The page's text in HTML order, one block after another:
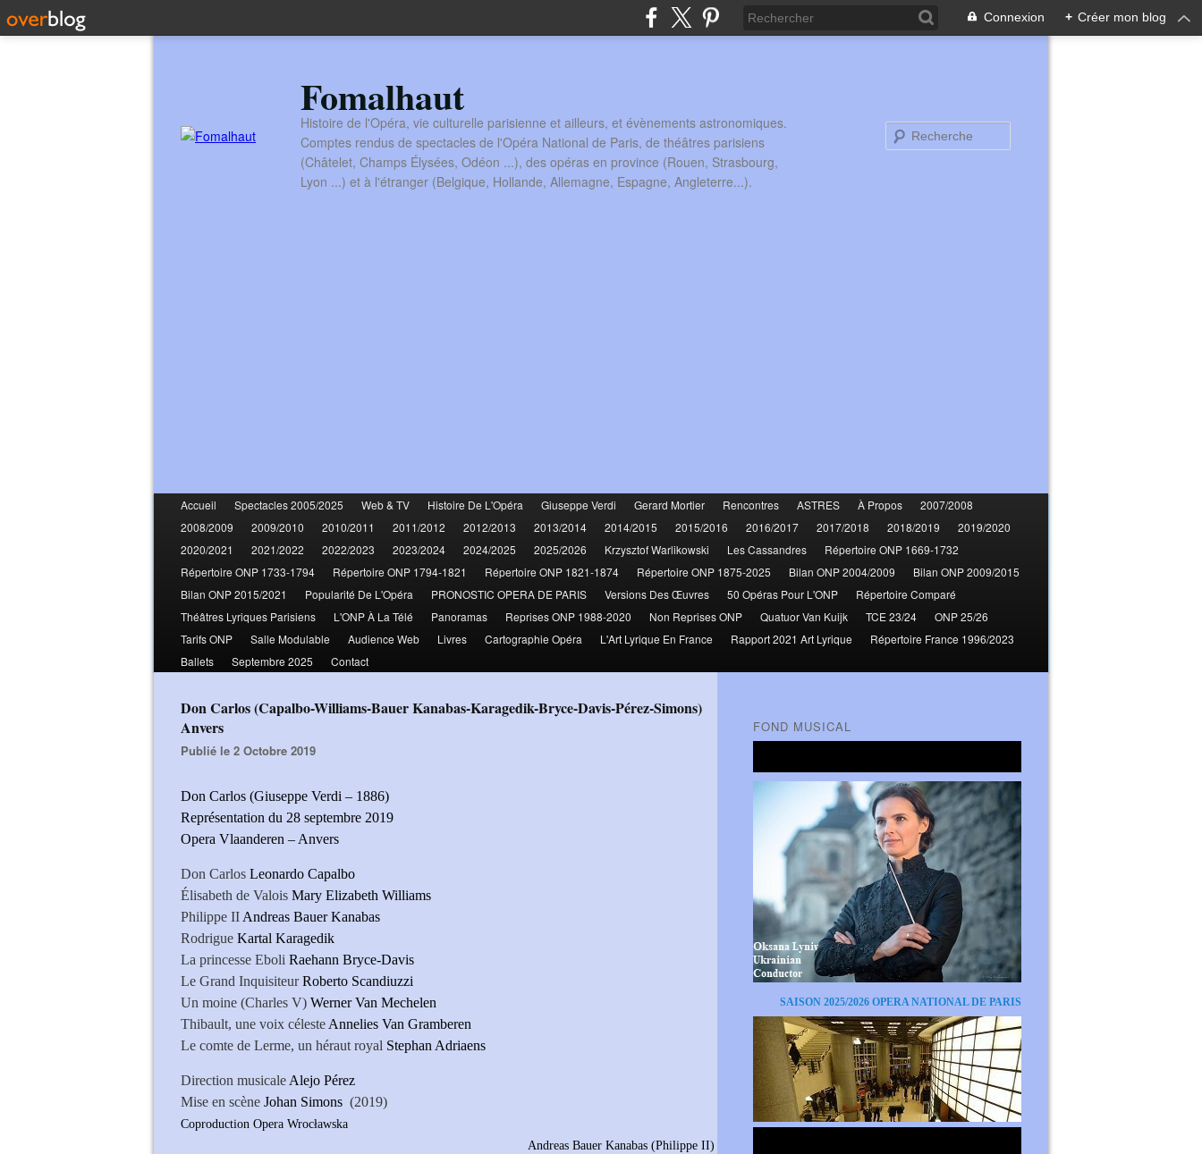
Connexion + Créer mon blog
Fomalhaut
Histoire de l'Opéra, vie culturelle parisienne et ailleurs, et évènements astronomiques.
Comptes rendus de spectacles de l'Opéra National de Paris, de théâtres parisiens
(Châtelet, Champs Élysées, Odéon ...), des opéras en province (Rouen, Strasbourg,
Lyon ...) et à l'étranger (Belgique, Hollande, Allemagne, Espagne, Angleterre...).
Accueil Spectacles 2005/2025 Web & TV Histoire De L'Opéra Giuseppe Verdi Gerard Mortier Rencontres ASTRES À Propos
2007/2008
2008/2009
2009/2010 2010/2011 2011/2012 2012/2013 2013/2014 2014/2015 2015/2016 2016/2017 2017/2018 2018/2019
2019/2020
2020/2021
2021/2022 2022/2023 2023/2024 2024/2025 2025/2026 Krzysztof Warlikowski Les Cassandres
Répertoire ONP 1669-1732
Répertoire ONP 1733-1794
Répertoire ONP 1794-1821 Répertoire ONP 1821-1874 Répertoire ONP 1875-2025 Bilan ONP 2004/2009
Bilan ONP 2009/2015
Bilan ONP 2015/2021
Popularité De L'Opéra PRONOSTIC OPERA DE PARIS Versions Des Œuvres 50 Opéras Pour L'ONP
Répertoire Comparé
Théâtres Lyriques Parisiens
L'ONP À La Télé Panoramas Reprises ONP 1988-2020 Non Reprises ONP Quatuor Van Kuijk TCE 23/24
ONP 25/26
Tarifs ONP
Salle Modulable Audience Web Livres Cartographie Opéra L'Art Lyrique En France Rapport 2021 Art Lyrique
Répertoire France 1996/2023
Ballets
Septembre 2025 Contact
Don Carlos (Capalbo-Williams-Bauer Kanabas-Karagedik-Bryce-Davis-Pérez-Simons)
Anvers
Publié le 2 Octobre 2019
Don Carlos (Giuseppe Verdi – 1886)
Représentation du 28 septembre 2019
Opera Vlaanderen – Anvers
Don Carlos Leonardo Capalbo
Élisabeth de Valois Mary Elizabeth Williams
Philippe II Andreas Bauer Kanabas
Rodrigue Kartal Karagedik
La princesse Eboli Raehann Bryce-Davis
Le Grand InquisiteurRoberto Scandiuzzi
Un moine (Charles V) Werner Van Mechelen
Thibault, une voix céleste Annelies Van Gramberen
Le comte de Lerme, un héraut royal Stephan Adriaens
Direction musicale Alejo Pérez
Mise en scène Johan Simons (2019)
Coproduction Opera Wrocławska
Andreas Bauer Kanabas (Philippe II)
FOND MUSICAL
SAISON 2025/2026 OPERA NATIONAL DE PARIS